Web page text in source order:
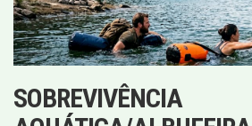
SOBREVIVÊNCIA